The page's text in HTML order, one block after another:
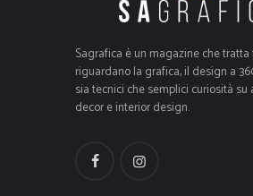
Sagrafica è un magazine che
riguardano la grafica, il design a
sia tecnici che semplici curiosità su
decor e interior design.